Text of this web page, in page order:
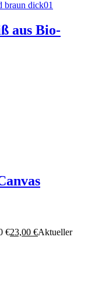
aus Bio-
€23,00 €Aktueller